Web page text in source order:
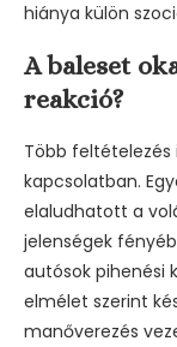
hiánya külön
A baleset
reakció?
Több
kapcsolatban.
elaludhatott a
jelenségek
autósok pihenési
elmélet szerint
manőverezés